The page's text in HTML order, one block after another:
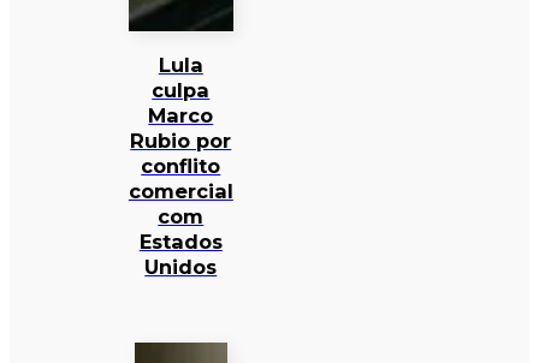
Lula
culpa
Marco
Rubio por
conflito
comercial
com
Estados
Unidos